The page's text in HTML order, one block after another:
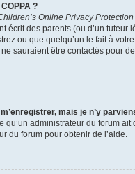
?
Online Privacy Protection
écrit des parents (ou d’un tuteur
ou que quelqu’un le fait à
sauraient être contactés pour
mais je n’y
qu’un administrateur du forum
du forum pour obtenir de l’aide.